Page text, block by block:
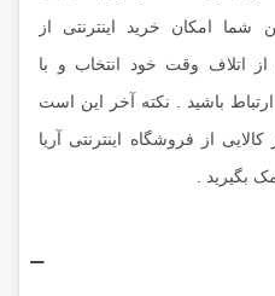
امکان خرید اینترنتی از
اتلاف وقت خود انتخاب و با
باشید . نکته آخر این است
از فروشگاه اینترنتی آریا
بگیرید .